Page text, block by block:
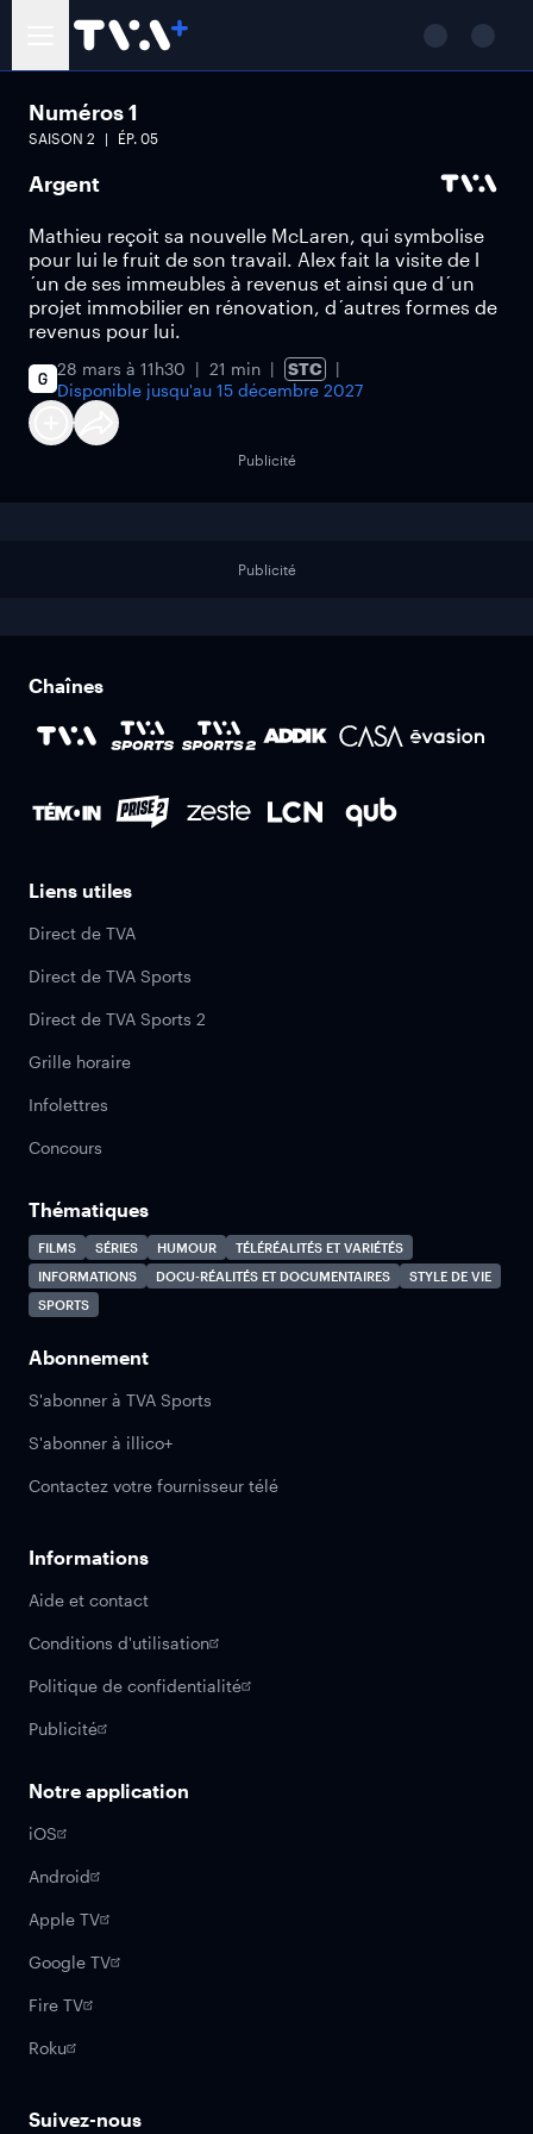
Numéros 1
SAISON 2 ÉP. 05
Argent
Mathieu reçoit sa nouvelle McLaren, qui symbolise
pour lui le fruit de son travail. Alex fait la visite de l
´un de ses immeubles à revenus et ainsi que d´un
projet immobilier en rénovation, d´autres formes de
revenus pour lui.
28 mars à 11h30 21 min
STC
Disponible jusqu'au 15 décembre 2027
Publicité
Publicité
Chaînes
Liens utiles
Direct de TVA
Direct de TVA Sports
Direct de TVA Sports 2
Grille horaire
Infolettres
Concours
Thématiques
FILMS SÉRIES HUMOUR
TÉLÉRÉALITÉS ET VARIÉTÉS
INFORMATIONS
DOCU-RÉALITÉS ET DOCUMENTAIRES
STYLE DE VIE
SPORTS
Abonnement
S'abonner à TVA Sports
S'abonner à illico+
Contactez votre fournisseur télé
Informations
Aide et contact
Conditions d'utilisation
Politique de confidentialité
Publicité
Notre application
iOS
Android
Apple TV
Google TV
Fire TV
Roku
Suivez-nous